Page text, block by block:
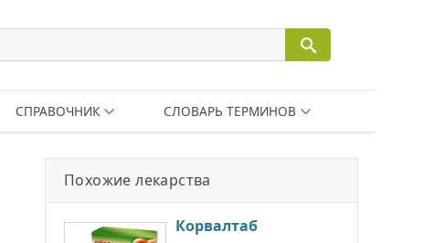
СПРАВОЧНИК СЛОВАРЬ ТЕРМИНОВ
Похожие лекарства
Корвалтаб